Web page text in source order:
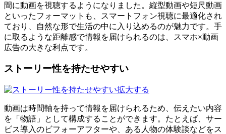
間に動画を視聴するようになりました。縦型動画や短尺動画
といったフォーマットも、スマートフォン視聴に最適化され
ており、自然な形で生活の中に入り込めるのが魅力です。手
に取るような距離感で情報を届けられるのは、スマホ×動画
広告の大きな利点です。
ストーリー性を持たせやすい
拡大する
動画は時間軸を持って情報を届けられるため、伝えたい内容
を「物語」として構成することができます。たとえば、サー
ビス導入のビフォーアフターや、ある人物の体験談などをス